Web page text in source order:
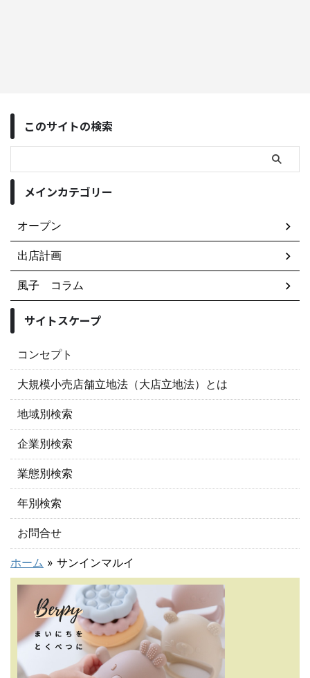
このサイトの検索
メインカテゴリー
オープン
出店計画
風子 コラム
サイトスケープ
コンセプト
大規模小売店舗立地法（大店立地法）とは
地域別検索
企業別検索
業態別検索
年別検索
お問合せ
ホーム » サンインマルイ